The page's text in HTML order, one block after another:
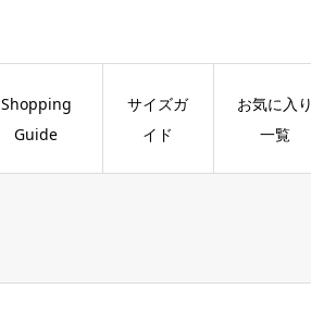
Shopping
Guide
サイズガ
イド
お気に入り
一覧